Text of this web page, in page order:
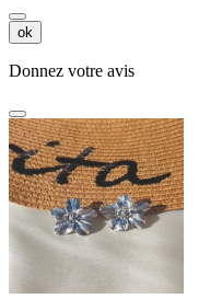
ok
Donnez votre avis